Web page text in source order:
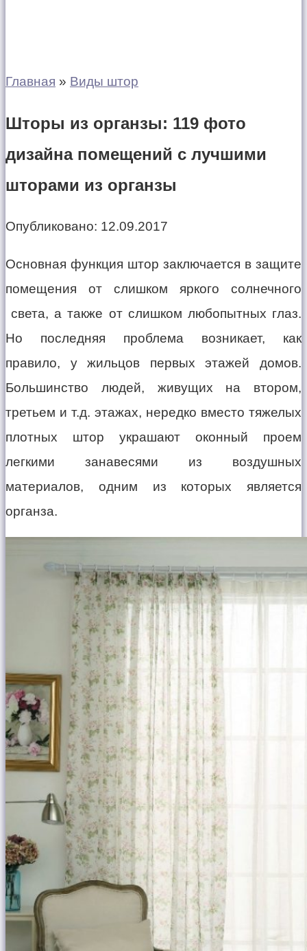
Главная » Виды штор
Шторы из органзы: 119 фото
дизайна помещений с лучшими
шторами из органзы
Опубликовано: 12.09.2017
Основная функция штор заключается в защите
помещения от слишком яркого солнечного
света, а также от слишком любопытных глаз.
Но последняя проблема возникает, как
правило, у жильцов первых этажей домов.
Большинство людей, живущих на втором,
третьем и т.д. этажах, нередко вместо тяжелых
плотных штор украшают оконный проем
легкими занавесями из воздушных
материалов, одним из которых является
органза.